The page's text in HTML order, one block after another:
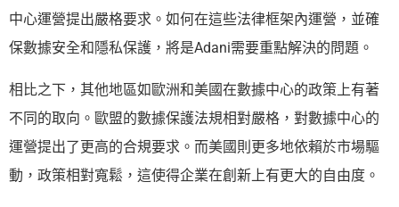
中心運營提出嚴格要求。如何在這些法律框架內運營，並確
保數據安全和隱私保護，將是Adani需要重點解決的問題。
相比之下，其他地區如歐洲和美國在數據中心的政策上有著
不同的取向。歐盟的數據保護法規相對嚴格，對數據中心的
運營提出了更高的合規要求。而美國則更多地依賴於市場驅
動，政策相對寬鬆，這使得企業在創新上有更大的自由度。